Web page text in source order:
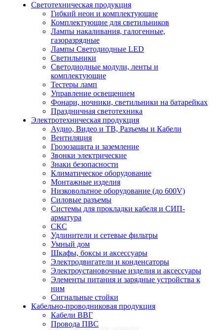
Светотехническая продукция
Гибкий неон и комплектующие
Комплектующие для светильников
Лампы накаливания, галогенные,
газоразрядные
Лампы Светодиодные LED
Светильники
Светодиодные модули, ленты и
комплектующие
Тестеры ламп
Управление освещением
Фонари, ночники, светильники на батарейках
Праздничная светотехника
Электротехническая продукция
Аудио, Видео и ТВ, Разъемы и Кабели
Вентиляция
Грозозащита и заземление
Звонки электрические
Знаки безопасности
Климатическое оборудование
Монтажные изделия
Низковольтное оборудование (до 600V)
Силовые разъемы
Системы для прокладки кабеля и СИП-
арматура
СКС
Удлинители и сетевые фильтры
Умный дом
Шкафы, боксы и аксессуары
Электродвигатели и конденсаторы
Электроустановочные изделия и аксессуары
Элементы питания и зарядные устройства к
ним
Сигнальные стойки
Кабельно-проводниковая продукция
Кабели ВВГ
Провода ПВС